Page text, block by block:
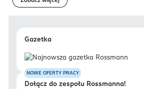
Gazetka
NOWE OFERTY PRACY
Dołącz do zespołu Rossmanna!